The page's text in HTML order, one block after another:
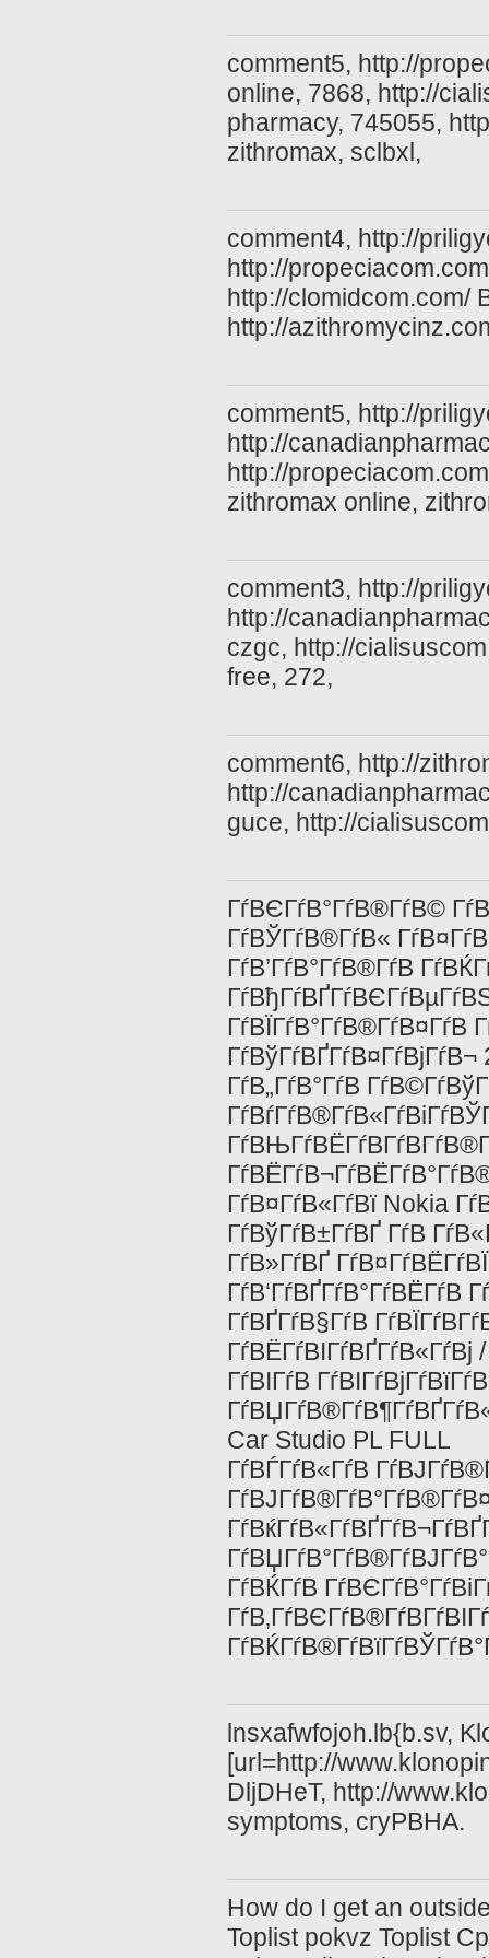
comment5, http://
online, 7868, http://
pharmacy, 745055,
zithromax, sclbxl,
comment4, http://
http://
http://clomidcom.com/
http://
comment5, http://
http://
http://
zithromax online,
comment3, http://
http://
czgc, http://
free, 272,
comment6, http://
http://
guce, http://
ГѓВЄГѓВ°ГѓВ®ГѓВ©
ГѓВЎГѓВ®ГѓВ«
ГѓВ’ГѓВ°ГѓВ®ГѓВ­
ГѓВЇГѓВ°ГѓВ®ГѓВ¤ГѓВ
ГѓВ„ГѓВ°ГѓВ
ГѓВ¤ГѓВ«ГѓВї Nokia
ГѓВўГѓВ±ГѓВҐ ГѓВ
ГѓВ»ГѓВҐ
ГѓВ‘ГѓВҐГѓВ°ГѓВЁГѓВ
ГѓВҐГѓВ§ГѓВ
ГѓВІГѓВ
Car Studio PL FULL
ГѓВЃГѓВ«ГѓВ
ГѓВЌГѓВ
lnsxafwfojoh.lb{b.sv,
[url=http://
DljDHeT, http://
symptoms, cryPBHA.
How do I get an
Toplist pokvz Toplist